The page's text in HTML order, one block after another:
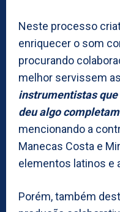
Neste processo
enriquecer o som
procurando
melhor servissem
instrumentistas que
deu algo
mencionando a
Manecas Costa e
elementos latinos e
Porém, também